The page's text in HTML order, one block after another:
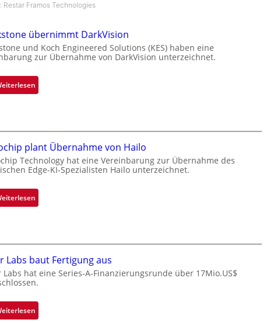
Restar Framos Technologies
übernimmt DarkVision
und Koch Engineered Solutions (KES) haben eine
zur Übernahme von DarkVision unterzeichnet.
:
B
c
k
s
t
n
e
e
r
n
i
m
t
plant Übernahme von Hailo
Technology hat eine Vereinbarung zur Übernahme des
Edge-KI-Spezialisten Hailo unterzeichnet.
:
M
r
o
c
h
p
p
Labs baut Fertigung aus
Labs hat eine Series-A-Finanzierungsrunde über 17Mio.US$
: